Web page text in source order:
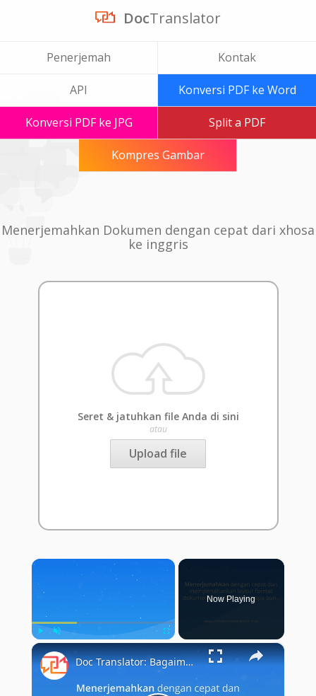
DocTranslator
Penerjemah Kontak
API Konversi PDF ke Word
Konversi PDF ke JPG Split a PDF
Kompres Gambar
Menerjemahkan Dokumen dengan cepat dari xhosa
ke inggris
Seret & jatuhkan file Anda di sini
atau
Upload file
×
Play Unmute Fullscreen
Now Playing
×
Doc Translator: Bagaimana cara menggunakan penerjemah dokumen?